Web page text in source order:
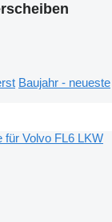
Baujahr - neueste